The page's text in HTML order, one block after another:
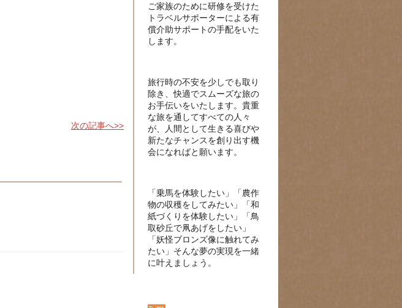
次の記事へ>>
ご家族のために研修を受けた
トラベルサポーターによる有
償介助サポートの手配をいた
します。
旅行時の不安を少しでも取り
除き、快適でスムーズな旅の
お手伝いをいたします。貴重
な旅を通してすべての人々
が、人間として生きる喜びや
新たなチャンスを創り出す機
会になればと願います。
「乗馬を体験したい」「農作
物の収穫をしてみたい」「和
紙づくりを体験したい」「鳥
取砂丘で凧あげをしたい」
「妖怪ブロンズ像に触れてみ
たい」そんな夢の実現を一緒
に叶えましょう。